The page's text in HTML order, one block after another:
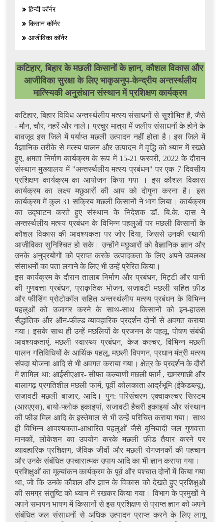
हिन्दी कॉर्नर
किसान कॉर्नर
आजीविका कॉर्नर
कटिहार, बिहार के मछली किसानों के ज्ञान, कौशल विकास और
आजीविका सुरक्षा के लिए भाकृअनुप-केन्द्रीय अन्तर्स्थलीय
मात्स्यिकी अनुसंधान संस्थान में प्रशिक्षण कार्यक्रम
कटिहार, बिहार विविध अन्तर्स्थलीय मत्स्य संसाधनों से सुशोभित है, जैसे
- मौन, चौर, नहरें और नाले। प्रचुर मात्रा में जलीय संसाधनों के होने के
बावजूद इस जिले में पर्याप्त मछली उत्पादन नहीं होता है। इस जिले में
वैज्ञानिक तरीके से मत्स्य पालन और उत्पादन में वृद्धि को ध्यान में रखते
हुए, क्षमता निर्माण कार्यक्रम के रूप में 15-21 फरवरी, 2022 के दौरान
संस्थान मुख्यालय में "अन्तर्स्थलीय मत्स्य प्रबंधन" पर एक 7 दिवसीय
प्रशिक्षण कार्यक्रम का आयोजन किया गया । इस कौशल विकास
कार्यक्रम का लक्ष्य मछुआरों की आय को दोगुना करना है। इस
कार्यक्रम में कुल 31 सक्रिय मछली किसानों ने भाग लिया। कार्यक्रम
का उद्घाटन करते हुए संस्थान के निदेशक डॉ. बि.के. दास ने
अन्तर्स्थलीय मत्स्य प्रबंधन के विभिन्न पहलुओं पर मछली किसानों के
कौशल विकास की आवश्यकता पर जोर दिया, जिससे उनकी स्थायी
आजीविका सुनिश्चित हो सके। उन्होंने मछुआरों को वैज्ञानिक ज्ञान और
उनके अनुप्रयोगों को प्राप्त करके उत्पादकता के लिए अपने उपलब्ध
संसाधनों का पता लगाने के लिए भी उन्हें प्रेरित किया।
इस कार्यक्रम के दौरान तालाब निर्माण और प्रबंधन, मिट्टी और पानी
की गुणवत्ता प्रबंधन, प्राकृतिक भोजन, सजावटी मछली सहित फ़ीड
और फीडिंग प्रोटोकॉल सहित अन्तर्स्थलीय मत्स्य प्रबंधन के विभिन्न
पहलुओं को उजागर करने के साथ-साथ किसानों को इन-हाउस
सैद्धांतिक और ऑन-फील्ड व्यावहारिक प्रदर्शन दोनों से अवगत कराया
गया। इसके साथ ही उन्हें मछलियों के प्रजनन के पहलू, पोषण संबंधी
आवश्यकताएं, मछली स्वास्थ्य प्रबंधन, केज कल्चर, विभिन्न मछली
पालन गतिविधियों के आर्थिक पहलू, मछली विपणन, प्रधान मंत्री मत्स्य
संपदा योजना आदि से भी अवगत कराया गया। क्षेत्र के प्रदर्शन के दौरों
में शामिल था: आईसीएआर- सीफा कल्याणी मछली फार्म , खमरगाछी और
बालागढ़ प्रगतिशील मछली फार्म, पूर्वी कोलकाता आर्द्रभूमि (ईकेडब्ल्यू),
सजावटी मछली बाजार, आदि। पुन: परिसंचरण एक्वाकल्चर सिस्टम
(आरएएस), बायो-फ्लोक इकाइयां, सजावटी हैचरी इकाइयां और संस्थान
की फीड मिल आदि के इस्तेमाल से भी उन्हें परिचित कराया गया। साथ
ही विभिन्न आवश्यकता-आधारित पहलुओं जैसे बुनियादी जल गुणवत्ता
मानकों, लोकेशन का उपयोग करके मछली फ़ीड तैयार करने पर
व्यावहारिक प्रशिक्षण, जैविक जीवों और मछली रोगजनकों की पहचान
और उनके संबंधित उपचारात्मक उपाय आदि का भी ज्ञान कराया गया।
प्रशिक्षुओं का मूल्यांकन कार्यक्रम के पूर्व और पश्चात दोनों में किया गया
था, जो कि उनके कौशल और ज्ञान के विकास को देखते हुए प्रशिक्षुओं
की समग्र संतुष्टि को ध्यान में रखकर किया गया। विभाग के प्रमुखों ने
अपने समापन भाषण में किसानों से इस प्रशिक्षण से प्राप्त ज्ञान को अपने
संबंधित जल संसाधनों से अधिक उत्पादन प्राप्त करने के लिए लागू